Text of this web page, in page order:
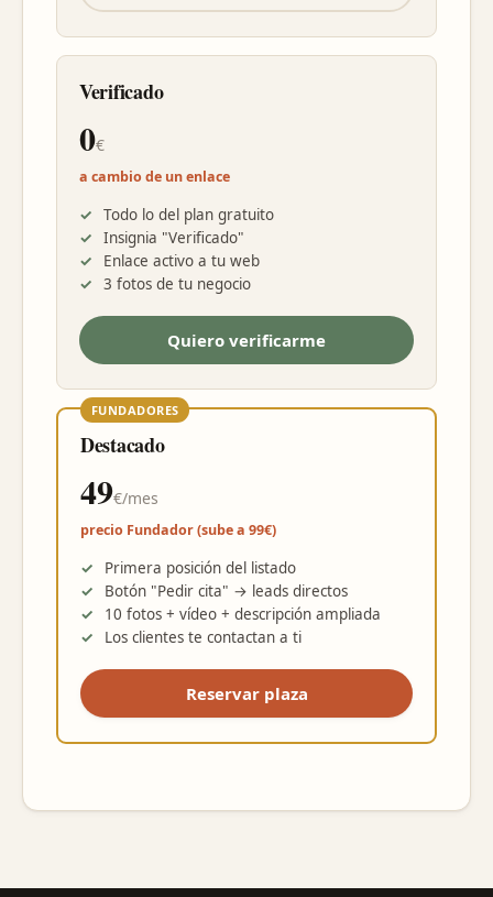
Verificado
0€
a cambio de un enlace
Todo lo del plan gratuito
Insignia "Verificado"
Enlace activo a tu web
3 fotos de tu negocio
Quiero verificarme
FUNDADORES
Destacado
49€/mes
precio Fundador (sube a 99€)
Primera posición del listado
Botón "Pedir cita" → leads directos
10 fotos + vídeo + descripción ampliada
Los clientes te contactan a ti
Reservar plaza